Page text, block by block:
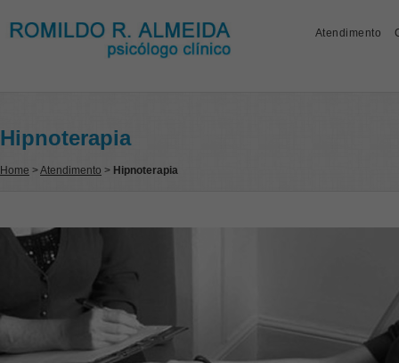
Atendimento
Hipnoterapia
Home >Atendimento > Hipnoterapia